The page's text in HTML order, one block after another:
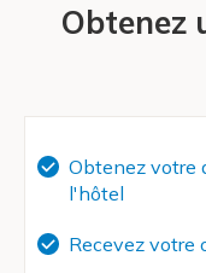
Obtenez
Obtenez votre
l'hôtel
Recevez votre